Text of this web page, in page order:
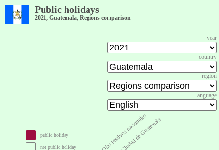
Public holidays
2021, Guatemala, Regions comparison
year
country
region
language
public holiday
not public holiday Días festivos nacionales
Ciudad de Guatemala